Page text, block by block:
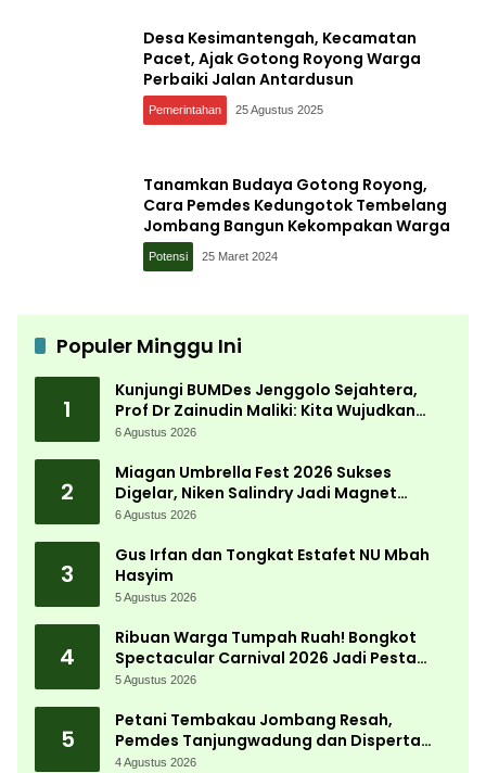
Desa Kesimantengah, Kecamatan
Pacet, Ajak Gotong Royong Warga
Perbaiki Jalan Antardusun
Pemerintahan 25 Agustus 2025
Tanamkan Budaya Gotong Royong,
Cara Pemdes Kedungotok Tembelang
Jombang Bangun Kekompakan Warga
Potensi 25 Maret 2024
Populer Minggu Ini
1
Kunjungi BUMDes Jenggolo Sejahtera,
Prof Dr Zainudin Maliki: Kita Wujudkan
Kemandirian Ekonomi dengan Potensi
6 Agustus 2026
2
Miagan Umbrella Fest 2026 Sukses
Digelar, Niken Salindry Jadi Magnet
Ribuan Pengunjung
6 Agustus 2026
3
Gus Irfan dan Tongkat Estafet NU Mbah
Hasyim
5 Agustus 2026
4
Ribuan Warga Tumpah Ruah! Bongkot
Spectacular Carnival 2026 Jadi Pesta
Kemerdekaan Terbesar di Peterongan
5 Agustus 2026
5
Petani Tembakau Jombang Resah,
Pemdes Tanjungwadung dan Disperta
Bergerak Cepat
4 Agustus 2026